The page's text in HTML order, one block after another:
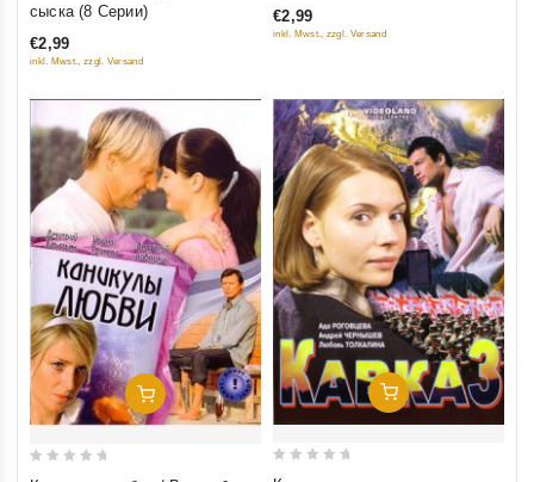
5
сыска (8 Серии)
€2,99
inkl. Mwst., zzgl. Versand
of
€2,99
inkl. Mwst., zzgl. Versand
Добавить В Корзину Добавить В Корзину